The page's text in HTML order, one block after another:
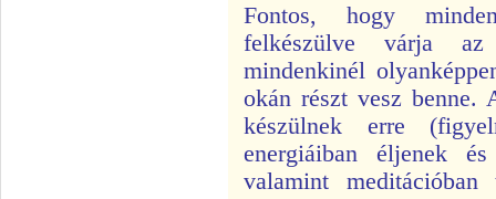
Fontos, hogy
felkészülve várja az
mindenkinél
okán részt vesz benne.
készülnek erre
energiáiban éljenek
valamint